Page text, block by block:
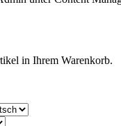
in Ihrem Warenkorb.